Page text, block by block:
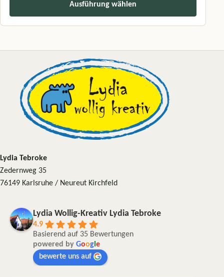
Ausführung wählen
Lydia Tebroke
Zedernweg 35
76149 Karlsruhe / Neureut Kirchfeld
Lydia Wollig-Kreativ Lydia Tebroke
4.9
Basierend auf 35 Bewertungen
powered by Goog e
bewerte uns auf